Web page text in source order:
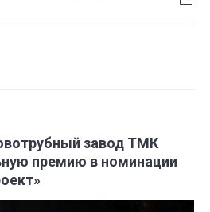
завод ТМК
премию в номинации